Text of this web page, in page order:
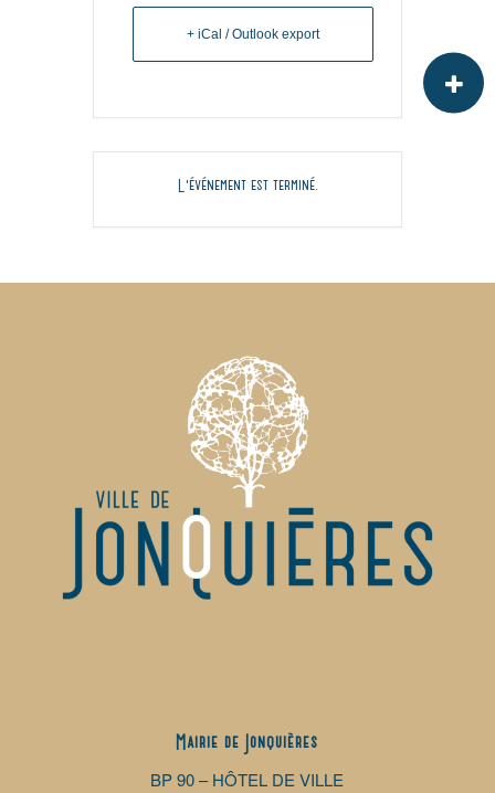
+ iCal / Outlook export
L'événement est terminé.
Mairie de Jonquières
BP 90 – HÔTEL DE VILLE